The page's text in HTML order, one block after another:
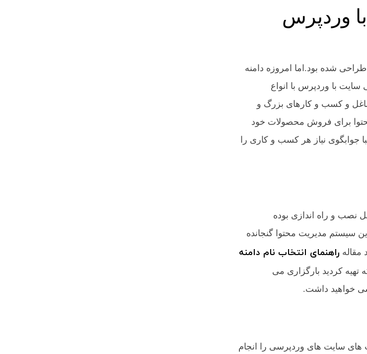
وردپرس
طراحی شده بود.اما امروزه دامنه
با وردپرس با انواع
و کسب و کارهای بزرگ و
برای فروش محصولات خود
جوابگوی نیاز هر کسب و کاری را
و راه اندازی بوده
سیستم مدیریت محتوا گنجانده
مقاله راهنمای انتخاب نام دامنه
تهیه کردید بارگزاری می
خواهید داشت.
سایت های وردپرسی را انجام